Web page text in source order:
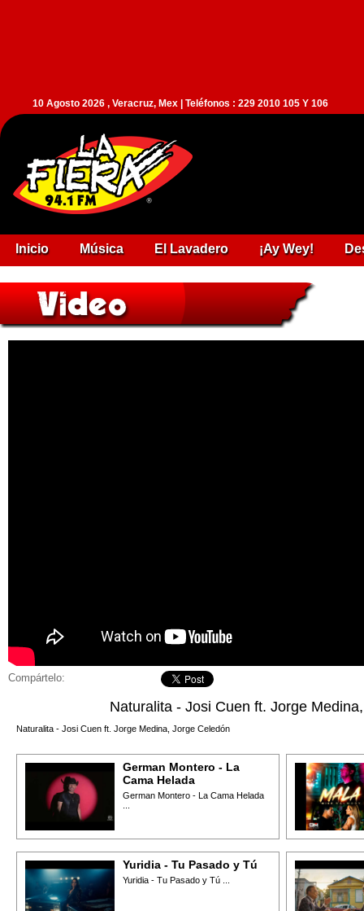
10 Agosto 2026 , Veracruz, Mex | Teléfonos : 229 2010 105 Y 106
Inicio Música El Lavadero ¡Ay Wey!
Compártelo:
Naturalita - Josi Cuen ft. Jorge
Naturalita - Josi Cuen ft. Jorge Medina, Jorge Celedón
German Montero - La
Cama Helada
German Montero - La Cama Helada
Yuridia - Tu Pasado y Tú
Yuridia - Tu Pasado y Tú ...